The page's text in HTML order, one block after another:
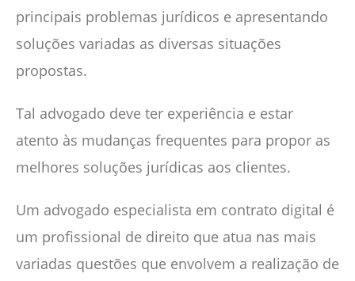
principais problemas jurídicos e apresentando
soluções variadas as diversas situações
propostas.
Tal advogado deve ter experiência e estar
atento às mudanças frequentes para propor as
melhores soluções jurídicas aos clientes.
Um advogado especialista em contrato digital é
um profissional de direito que atua nas mais
variadas questões que envolvem a realização de